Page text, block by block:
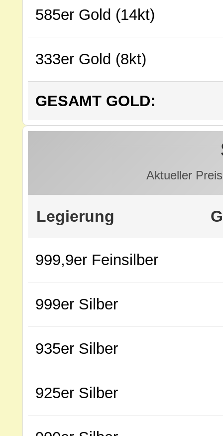
585er Gold (14kt)
333er Gold (8kt)
GESAMT GOLD:
Aktueller
Legierung
999,9er Feinsilber
999er Silber
935er Silber
925er Silber